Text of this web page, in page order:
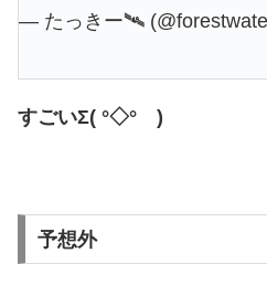
— たっきー🛰
すごいΣ( °◇° )
予想外